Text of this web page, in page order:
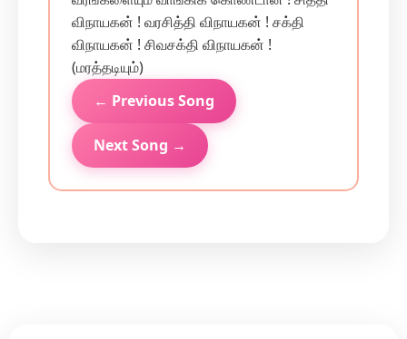
விநாயகன் ! வர‌சித்தி விநாயகன் ! சக்தி
விநாயகன் ! சிவ‌சக்தி விநாயகன் !
(மரத்தடியும்)
← Previous Song
Next Song →